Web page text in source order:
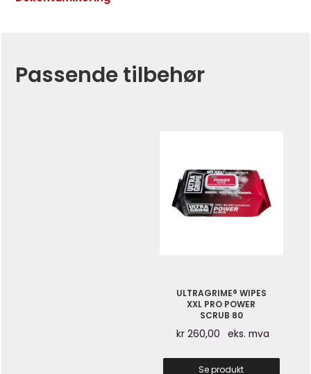
Passende tilbehør
ULTRAGRIME® WIPES
XXL PRO POWER
SCRUB 80
kr260,00 eks. mva
Se produkt